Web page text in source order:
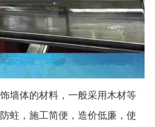
墙体的材料，一般采用木材等
蛀，施工简便，造价低廉，使